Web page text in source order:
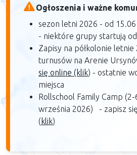
Ogłoszenia i ważne
sezon letni 2026 - od
- niektóre grupy startują
Zapisy na półkolonie letnie
turnusów na Arenie
się online (klik) - ostatnie
miejsca
Rollschool Family Camp (2-
września 2026) - zapisz
(klik)​